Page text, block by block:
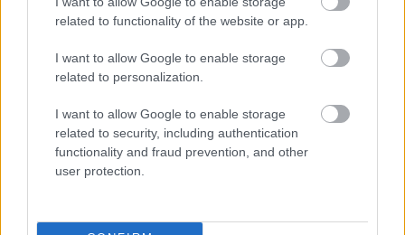
related to functionality of the website or app.
I want to allow Google to enable storage
related to personalization.
I want to allow Google to enable storage
related to security, including authentication
functionality and fraud prevention, and other
user protection.
Magyar Kórkép/5 – Idő előtt halunk
meg
Kabai Domokos Lajos •2019. szeptember 06.
Orbán / Soha ennyi lakossági adósság / Közeleg a